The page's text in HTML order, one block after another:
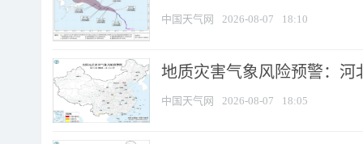
中国天气网 2026-08-07 18:10
地质灾害气象风险预警：河
中国天气网 2026-08-07 18:05